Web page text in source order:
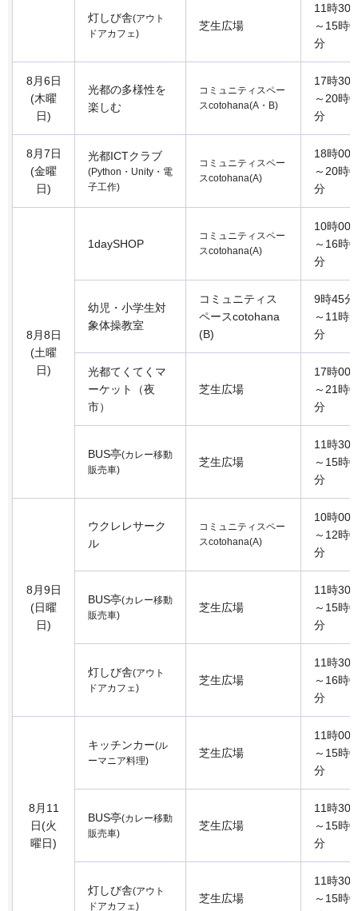
灯しび舎(アウト
ドアカフェ)
芝生広場
11時30
～15時
分
8月6日
(木曜
日)
光都の多様性を
楽しむ
コミュニティスペー
スcotohana(A・B)
17時30
～20時
分
8月7日
(金曜
日)
光都ICTクラブ
(Python・Unity・電
子工作)
コミュニティスペー
スcotohana(A)
18時00
～20時
分
8月8日
(土曜
日)
1daySHOP
コミュニティスペー
スcotohana(A)
10時00
～16時
分
幼児・小学生対
象体操教室
コミュニティス
ペースcotohana
(B)
9時45分
～11時
分
光都てくてくマ
ーケット（夜
市）
芝生広場
17時00
～21時
分
BUS亭(カレー移動
販売車)
芝生広場
11時30
～15時
分
8月9日
(日曜
日)
ウクレレサーク
ル
コミュニティスペー
スcotohana(A)
10時00
～12時
分
BUS亭(カレー移動
販売車)
芝生広場
11時30
～15時
分
灯しび舎(アウト
ドアカフェ)
芝生広場
11時30
～16時
分
8月11
日(火
曜日)
キッチンカー(ル
ーマニア料理)
芝生広場
11時00
～15時
分
BUS亭(カレー移動
販売車)
芝生広場
11時30
～15時
分
灯しび舎(アウト
ドアカフェ)
芝生広場
11時30
～15時